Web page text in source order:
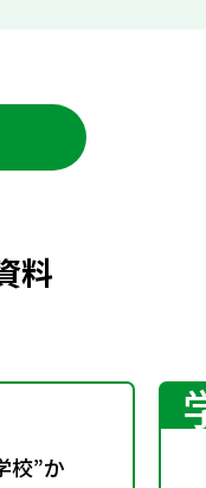
料
校”か